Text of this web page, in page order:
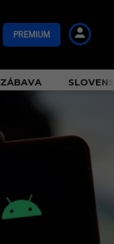
PREMIUM
ZÁBAVA